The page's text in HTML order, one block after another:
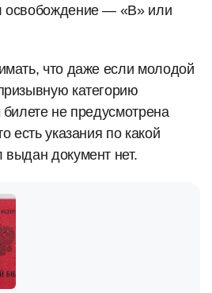
освобождение — «В» или
что даже если молодой
категорию
не предусмотрена
есть указания по какой
документ нет.